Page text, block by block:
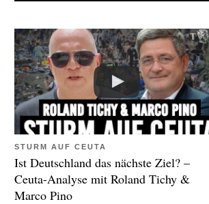
STURM AUF CEUTA
Ist Deutschland das nächste Ziel? –
Ceuta-Analyse mit Roland Tichy &
Marco Pino